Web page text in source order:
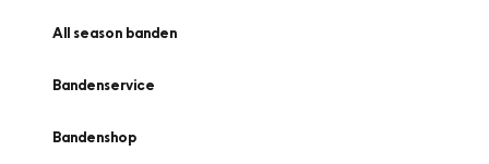
All season banden
Bandenservice
Bandenshop